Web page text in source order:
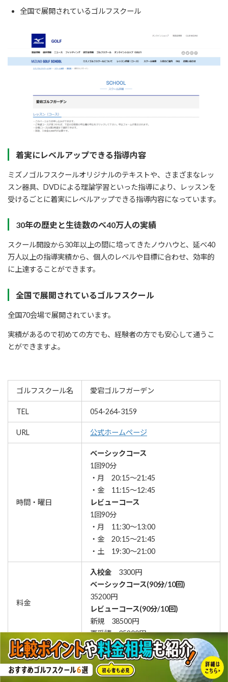
全国で展開されているゴルフスクール
着実にレベルアップできる指導内容
ミズノゴルフスクールオリジナルのテキストや、さまざまなレッ
スン器具、DVDによる理論学習といった指導により、レッスンを
受けるごとに着実にレベルアップできる指導内容になっています。
30年の歴史と生徒数のべ40万人の実績
スクール開設から30年以上の間に培ってきたノウハウと、延べ40
万人以上の指導実績から、個人のレベルや目標に合わせ、効率的
に上達することができます。
全国で展開されているゴルフスクール
全国70会場で展開されています。
実績があるので初めての方でも、経験者の方でも安心して通うこ
とができますよ。
ゴルフスクール名 愛宕ゴルフガーデン
TEL 054-264-3159
URL 公式ホームページ
時間・曜日
ベーシックコース
1回90分
・月 20:15～21:45
・金 11:15～12:45
レビューコース
1回90分
・月 11:30～13:00
・金 20:15～21:45
・土 19:30～21:00
料金
入校金 3300円
ベーシックコース(90分/10回)
35200円
レビューコース(90分/10回)
新規 38500円
再受講 35200円
静岡県静岡市葵区長沼５００